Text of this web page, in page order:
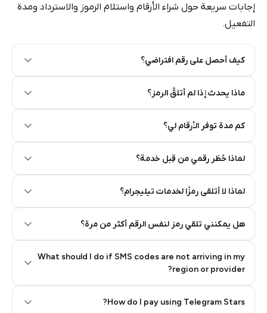
إجابات سريعة حول شراء الأرقام واستلام الرموز والاسترداد ومدة
التفعيل.
كيف أحصل على رقم افتراضي؟
ماذا يحدث إذا لم أتلقَّ الرمز؟
كم مدة توفر الأرقام لي؟
لماذا حُظر رقمي من قِبل خدمة؟
لماذا لا أتلقى رمزًا لخدمات تيليجرام؟
هل يمكنني تلقي رمز لنفس الرقم أكثر من مرة؟
What should I do if SMS codes are not arriving in my
region or provider?
How do I pay using Telegram Stars?
Step 2: Buy Stars in Telegram